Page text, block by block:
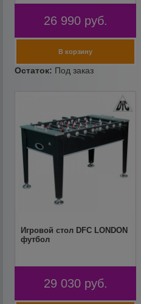
26 990 руб.
Игровой стол DFC LONDON
футбол
29 030 руб.